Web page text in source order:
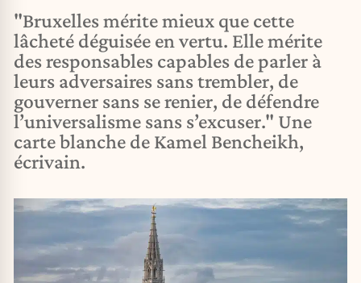
"Bruxelles mérite mieux que cette
lâcheté déguisée en vertu. Elle mérite
des responsables capables de parler à
leurs adversaires sans trembler, de
gouverner sans se renier, de défendre
l’universalisme sans s’excuser." Une
carte blanche de Kamel Bencheikh,
écrivain.